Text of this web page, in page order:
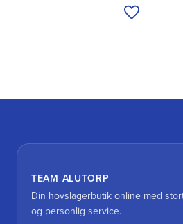
Tilføj til
TEAM ALUTORP
Din hovslagerbutik online med
og personlig service.